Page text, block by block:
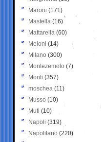
Maroni (171)
Mastella (16)
Mattarella (60)
Meloni (14)
Milano (300)
Montezemolo (7)
Monti (357)
moschea (11)
Musso (10)
Muti (10)
Napoli (319)
Napolitano (220)